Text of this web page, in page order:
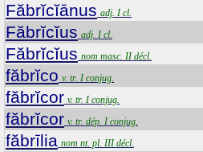
Făbrĭcĭānus adj. I cl.
Făbrĭcĭus adj. I cl.
Făbrĭcĭus nom masc. II décl.
făbrĭco v. tr. I conjug.
făbrĭcor v. tr. I conjug.
făbrĭcor v. tr. dép. I conjug.
făbrīlia nom nt. pl. III décl.